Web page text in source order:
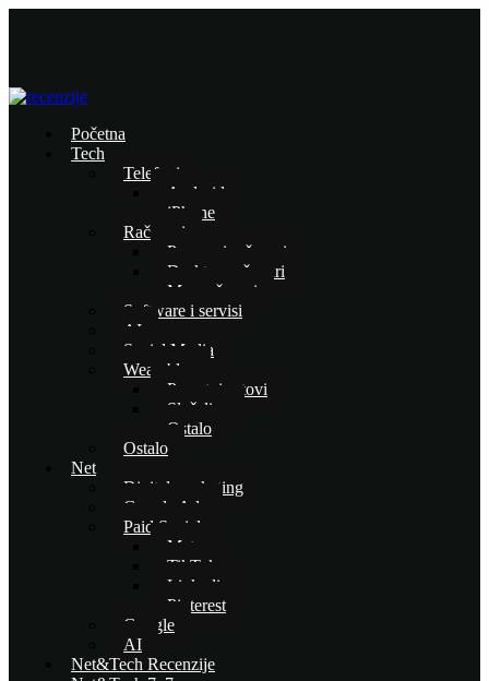
Početna
Tech
Telefoni
Android
iPhone
Računari
Prenosni računari
Desktop računari
Mac računari
Software i servisi
AI
Social Media
Wearables
Pametni satovi
Slušalice
Ostalo
Ostalo
Net
Digital marketing
Google Ads
Paid Social
Meta
TikTok
Linkedin
Pinterest
Google
AI
Net&Tech Recenzije